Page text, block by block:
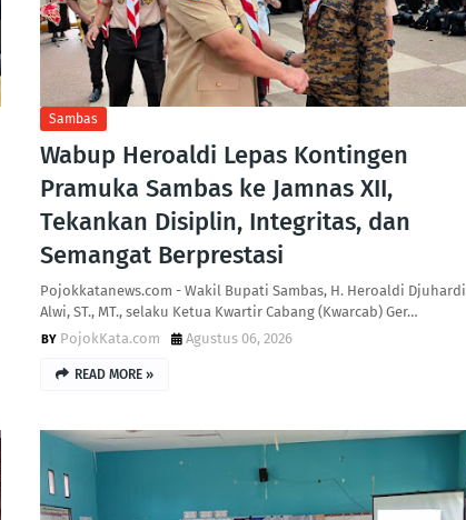
Sambas
Wabup Heroaldi Lepas Kontingen
Pramuka Sambas ke Jamnas XII,
Tekankan Disiplin, Integritas, dan
Semangat Berprestasi
Pojokkatanews.com - Wakil Bupati Sambas, H. Heroaldi Djuhardi
Alwi, ST., MT., selaku Ketua Kwartir Cabang (Kwarcab) Ger…
PojokKata.com
Agustus 06, 2026
READ MORE »